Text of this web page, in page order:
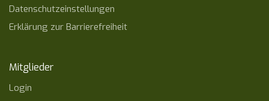
Datenschutzeinstellungen
Erklärung zur Barrierefreiheit
Mitglieder
Login